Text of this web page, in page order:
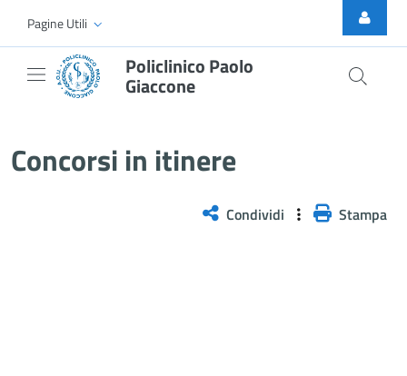
Skip to Main Content
Pagine Utili
Policlinico Paolo
Giaccone
Concorsi in itinere
Condividi Stampa